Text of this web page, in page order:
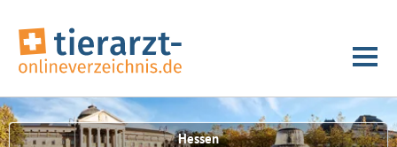
Hessen